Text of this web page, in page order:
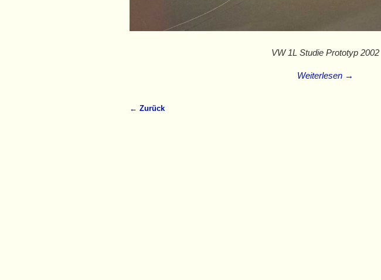
VW 1L Studie Prototyp 2002
Weiterlesen →
← Zurück